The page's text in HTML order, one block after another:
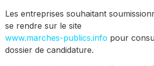
Les entreprises souhaitant
se rendre sur le site
www.marches-publics.info pour
dossier de candidature.